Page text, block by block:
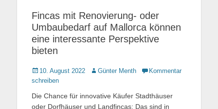
Fincas mit Renovierung- oder
Umbaubedarf auf Mallorca können
eine interessante Perspektive
bieten
Gepostet
am
10. August 2022 AutorGünter Menth
Kommentar
schreiben
Die Chance für innovative Käufer Stadthäuser
oder Dorfhäuser und Landfincas: Das sind in